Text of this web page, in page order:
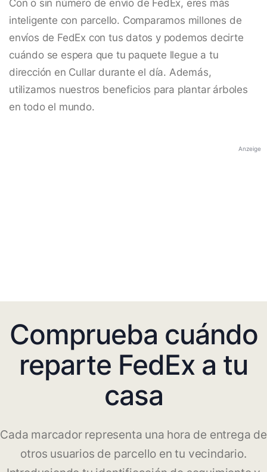
Con o sin número de envío de FedEx, eres más
inteligente con parcello. Comparamos millones de
envíos de FedEx con tus datos y podemos decirte
cuándo se espera que tu paquete llegue a tu
dirección en Cullar durante el día. Además,
utilizamos nuestros beneficios para plantar árboles
en todo el mundo.
Anzeige
Comprueba cuándo
reparte FedEx a tu
casa
Cada marcador representa una hora de entrega de
otros usuarios de parcello en tu vecindario.